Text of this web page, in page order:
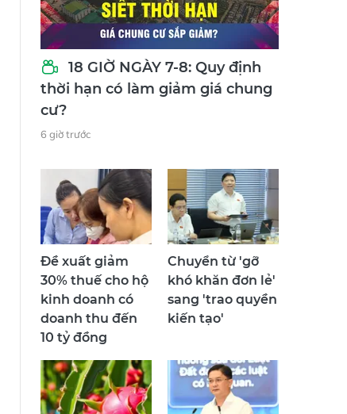
18 GIỜ NGÀY 7-8: Quy định
thời hạn có làm giảm giá chung
cư?
6 giờ trước
Đề xuất giảm
30% thuế cho hộ
kinh doanh có
doanh thu đến
10 tỷ đồng
Chuyển từ 'gỡ
khó khăn đơn lẻ'
sang 'trao quyền
kiến tạo'